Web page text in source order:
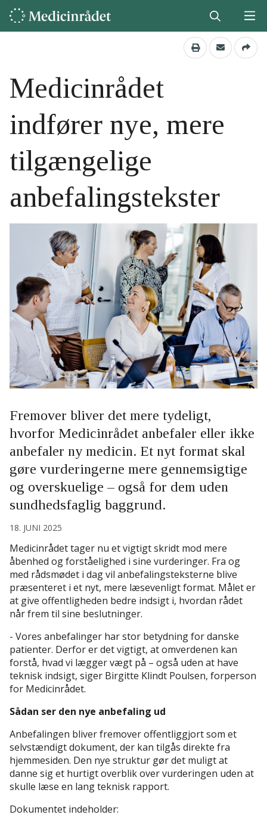
Medicinrådet
indfører nye, mere
tilgængelige
anbefalingstekster
Fremover bliver det mere tydeligt,
hvorfor Medicinrådet anbefaler eller ikke
anbefaler ny medicin. Et nyt format skal
gøre vurderingerne mere gennemsigtige
og overskuelige – også for dem uden
sundhedsfaglig baggrund.
18. JUNI 2025
Medicinrådet tager nu et vigtigt skridt mod mere
åbenhed og forståelighed i sine vurderinger. Fra og
med rådsmødet i dag vil anbefalingsteksterne blive
præsenteret i et nyt, mere læsevenligt format. Målet er
at give offentligheden bedre indsigt i, hvordan rådet
når frem til sine beslutninger.
- Vores anbefalinger har stor betydning for danske
patienter. Derfor er det vigtigt, at omverdenen kan
forstå, hvad vi lægger vægt på – også uden at have
teknisk indsigt, siger Birgitte Klindt Poulsen, forperson
for Medicinrådet.
Sådan ser den nye anbefaling ud
Anbefalingen bliver fremover offentliggjort som et
selvstændigt dokument, der kan tilgås direkte fra
hjemmesiden. Den nye struktur gør det muligt at
danne sig et hurtigt overblik over vurderingen uden at
skulle læse en lang teknisk rapport.
Dokumentet indeholder: